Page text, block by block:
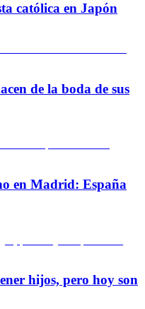
católica en Japón
de la boda de sus
en Madrid: España
hijos, pero hoy son